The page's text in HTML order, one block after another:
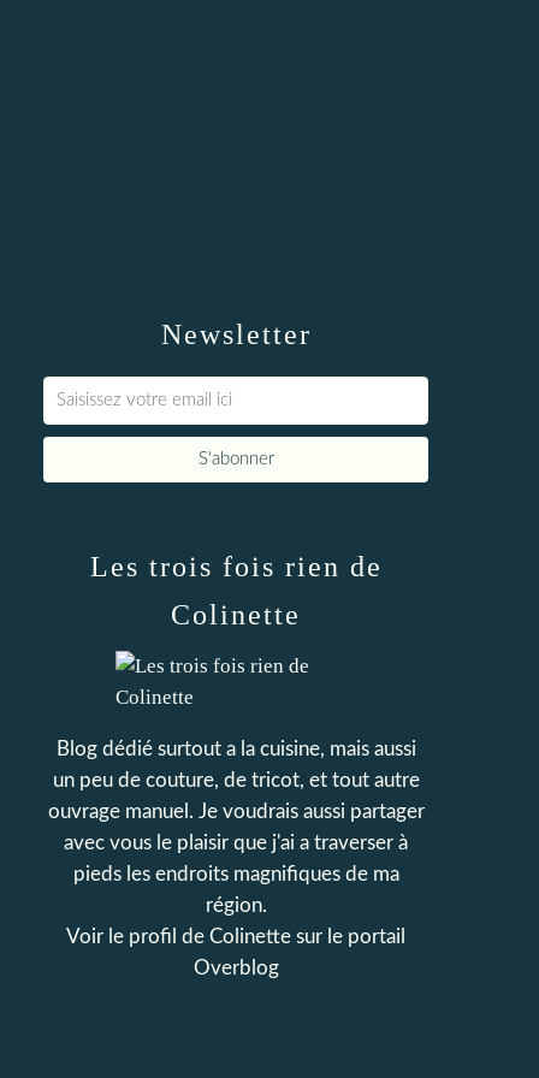
Newsletter
Les trois fois rien de
Colinette
Blog dédié surtout a la cuisine, mais aussi
un peu de couture, de tricot, et tout autre
ouvrage manuel. Je voudrais aussi partager
avec vous le plaisir que j'ai a traverser à
pieds les endroits magnifiques de ma
région.
Voir le profil de Colinette sur le portail
Overblog